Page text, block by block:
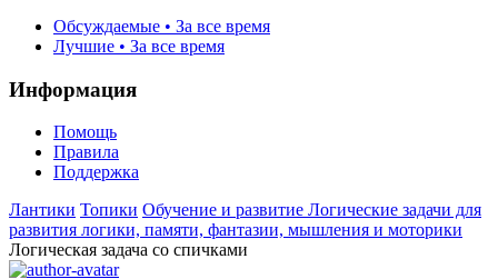
Обсуждаемые • За все время
Лучшие • За все время
Информация
Помощь
Правила
Поддержка
Лантики Топики Обучение и развитие Логические задачи для
развития логики, памяти, фантазии, мышления и моторики
Логическая задача со спичками